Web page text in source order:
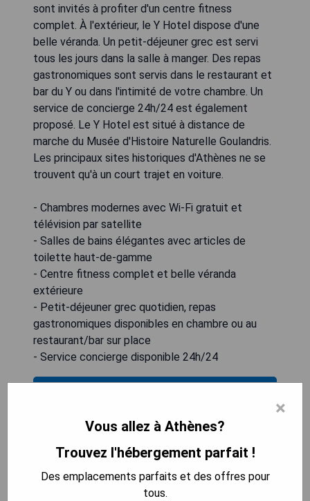
sont invités à profiter d'un centre fitness
complet. À l'extérieur, le Y Hotel dispose d'une
belle véranda. Un petit-déjeuner grec est servi
tous les jours dans la salle à manger. Des repas
gastronomiques sont servis dans le restaurant et
bar du Y ou dans l'intimité de votre chambre. Un
service de concierge 24h/24 est également
proposé. Le Y Hotel est situé à distance de
marche du Musée d'Histoire Naturelle Goulandris.
Les principaux sites historiques d'Athènes ne se
trouvent qu'à un court trajet en voiture.
- Chambres modernes avec Wi-Fi gratuit et
télévision par satellite
- Salles de bains élégantes avec articles de
toilette haut-de-gamme
- Centre fitness complet et belle véranda
extérieure
- Petit-déjeuner grec quotidien, repas
gastronomiques disponibles en chambre ou au
restaurant/bar sur place
- Service concierge disponible 24h/24
The Lekka Hotel & Spa
×
Vous allez à Athènes?
Trouvez l'hébergement parfait !
Des emplacements parfaits et des offres pour
tous.